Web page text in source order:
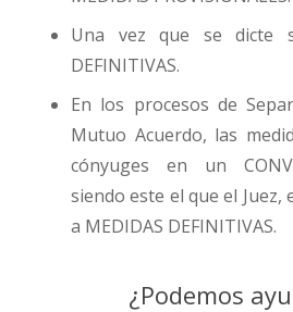
Una vez que se dicte
DEFINITIVAS.
En los procesos de
Mutuo Acuerdo, las
cónyuges en un
siendo este el que el Juez,
a MEDIDAS DEFINITIVAS.
¿Podemos